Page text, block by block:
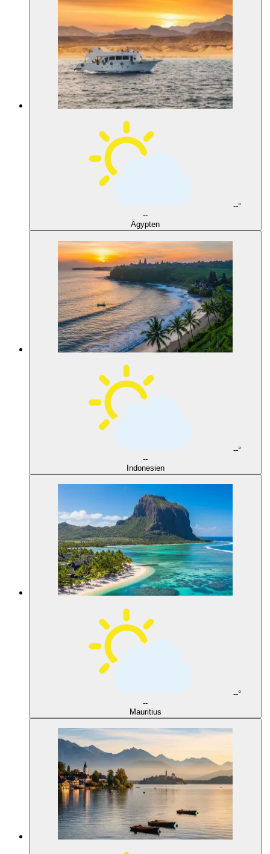
--°
--
Ägypten
--°
--
Indonesien
--°
--
Mauritius